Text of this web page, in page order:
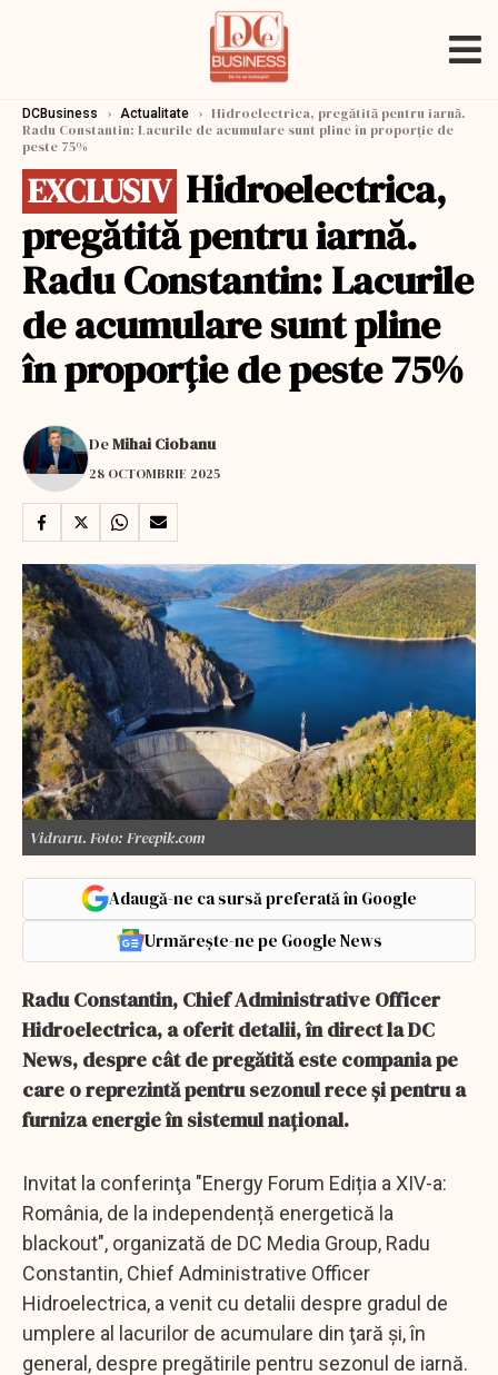
DCBusiness › Actualitate › Hidroelectrica, pregătită pentru iarnă.
Radu Constantin: Lacurile de acumulare sunt pline în proporţie de
peste 75%
EXCLUSIV Hidroelectrica,
pregătită pentru iarnă.
Radu Constantin: Lacurile
de acumulare sunt pline
în proporţie de peste 75%
DeMihai Ciobanu
28 OCTOMBRIE 2025
Vidraru. Foto: Freepik.com
Adaugă-ne ca sursă preferată în Google
Urmărește-ne pe Google News
Radu Constantin, Chief Administrative Officer
Hidroelectrica, a oferit detalii, în direct la DC
News, despre cât de pregătită este compania pe
care o reprezintă pentru sezonul rece şi pentru a
furniza energie în sistemul naţional.
Invitat la conferinţa "Energy Forum Ediția a XIV-a:
România, de la independență energetică la
blackout", organizată de DC Media Group, Radu
Constantin, Chief Administrative Officer
Hidroelectrica, a venit cu detalii despre gradul de
umplere al lacurilor de acumulare din ţară şi, în
general, despre pregătirile pentru sezonul de iarnă.